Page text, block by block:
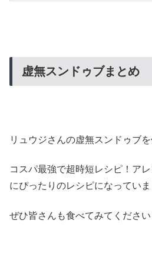
虚無スンドゥブまとめ
リュウジさんの虚無スンドゥブ
コスパ最強で超時短レシピ！ア
にぴったりのレシピになっていま
ぜひ皆さんも食べてみてください